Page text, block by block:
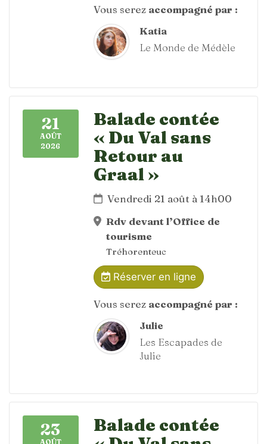
Vous serez accompagné par :
Katia
Le Monde de Médèle
21
AOÛT
2026
Balade contée
« Du Val sans
Retour au
Graal »
Vendredi 21 août à 14h00
Rdv devant l’Office de
tourisme
Tréhorenteuc
Réserver en ligne
Vous serez accompagné par :
Julie
Les Escapades de
Julie
23
AOÛT
Balade contée